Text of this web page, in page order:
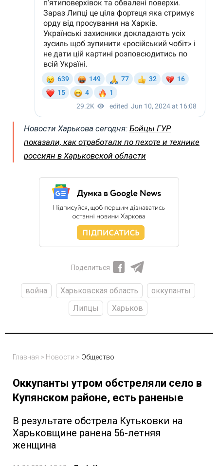
Новости Харькова сегодня: Бойцы ГУР
показали, как отработали по пехоте и технике
россиян в Харьковской области
Поделиться
война Харьковская область
оккупанты
Липцы
Харьков
Главная > Новости > Общество
Оккупанты утром обстреляли село в
Купянском районе, есть раненые
В результате обстрела Кутьковки на
Харьковщине ранена 56-летняя
женщина